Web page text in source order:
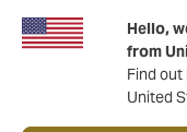
Hello,
from
Find out
United